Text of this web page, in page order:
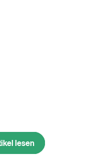
lesen
lesen